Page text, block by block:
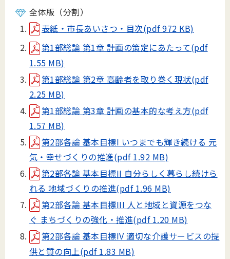
全体版（分割）
表紙・市長あいさつ・目次(pdf 972 KB)
第1部総論 第1章 計画の策定にあたって(pdf
1.55 MB)
第1部総論 第2章 高齢者を取り巻く現状(pdf
2.25 MB)
第1部総論 第3章 計画の基本的な考え方(pdf
1.57 MB)
第2部各論 基本目標I いつまでも輝き続ける 元
気・幸せづくりの推進(pdf 1.92 MB)
第2部各論 基本目標II 自分らしく暮らし続けら
れる 地域づくりの推進(pdf 1.96 MB)
第2部各論 基本目標III 人と地域と資源をつな
ぐ まちづくりの強化・推進(pdf 1.20 MB)
第2部各論 基本目標IV 適切な介護サービスの提
供と質の向上(pdf 1.83 MB)